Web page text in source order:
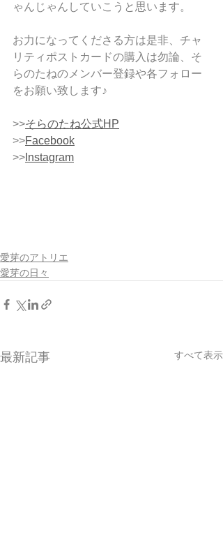
ゃんじゃんしていこうと思います。
お力になってくださる方は是非、チャ
リティポストカードの購入は勿論、そ
らのたねのメンバー登録や各フォロー
をお願い致します♪
>>そらのたね公式HP
>>Facebook
>> Instagram
愛芽のアトリエ
愛芽の日々
最新記事 すべて表示